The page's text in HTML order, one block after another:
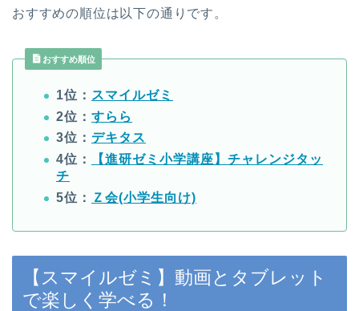
おすすめの順位は以下の通りです。
おすすめ順位
1位： スマイルゼミ
2位： すらら
3位： デキタス
4位：
【進研ゼミ小学講座】チャレンジタッ
チ
5位：
Ｚ会(小学生向け)
【スマイルゼミ】動画とタブレット
で楽しく学べる！